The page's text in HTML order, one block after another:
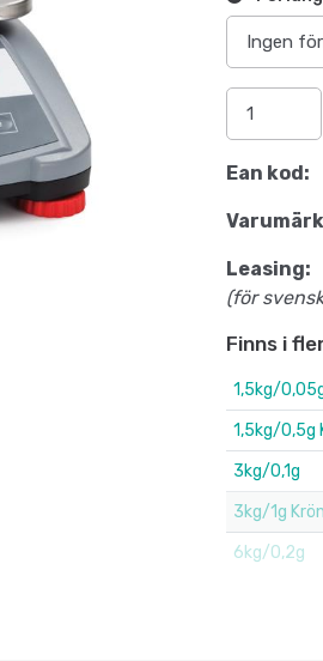
Ean kod:
Leasing:
(för
Finns i
1,5kg/
1,5kg/0,5g
3kg/0,1g
3kg/1g
6kg/0,2g